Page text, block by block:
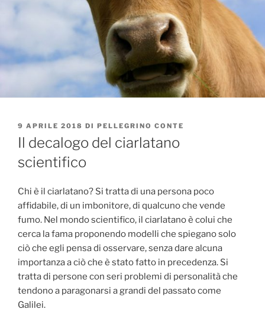
PUBBLICATO
IL
9 APRILE 2018 DI PELLEGRINO CONTE
Il decalogo del ciarlatano
scientifico
Chi è il ciarlatano? Si tratta di una persona poco
affidabile, di un imbonitore, di qualcuno che vende
fumo. Nel mondo scientifico, il ciarlatano è colui che
cerca la fama proponendo modelli che spiegano solo
ciò che egli pensa di osservare, senza dare alcuna
importanza a ciò che è stato fatto in precedenza. Si
tratta di persone con seri problemi di personalità che
tendono a paragonarsi a grandi del passato come
Galilei.